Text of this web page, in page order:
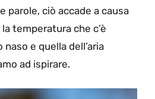
parole, ciò accade a causa
temperatura che c’è
e quella dell’aria
ad ispirare.